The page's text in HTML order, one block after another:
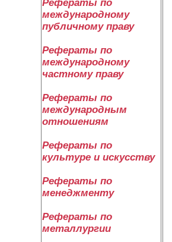
Рефераты по
международному
публичному праву
Рефераты по
международному
частному праву
Рефераты по
международным
отношениям
Рефераты по
культуре и искусству
Рефераты по
менеджменту
Рефераты по
металлургии